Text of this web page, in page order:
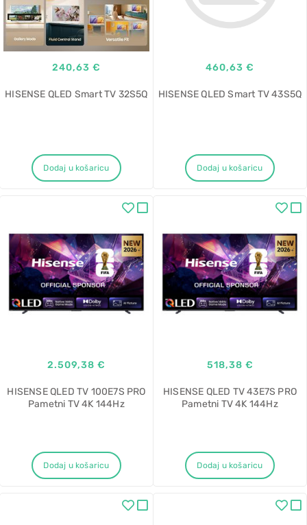
240,63 €
HISENSE QLED Smart TV 32S5Q
Dodaj u košaricu
460,63 €
HISENSE QLED Smart TV 43S5Q
Dodaj u košaricu
2.509,38 €
HISENSE QLED TV 100E7S PRO
Pametni TV 4K 144Hz
Dodaj u košaricu
518,38 €
HISENSE QLED TV 43E7S PRO
Pametni TV 4K 144Hz
Dodaj u košaricu